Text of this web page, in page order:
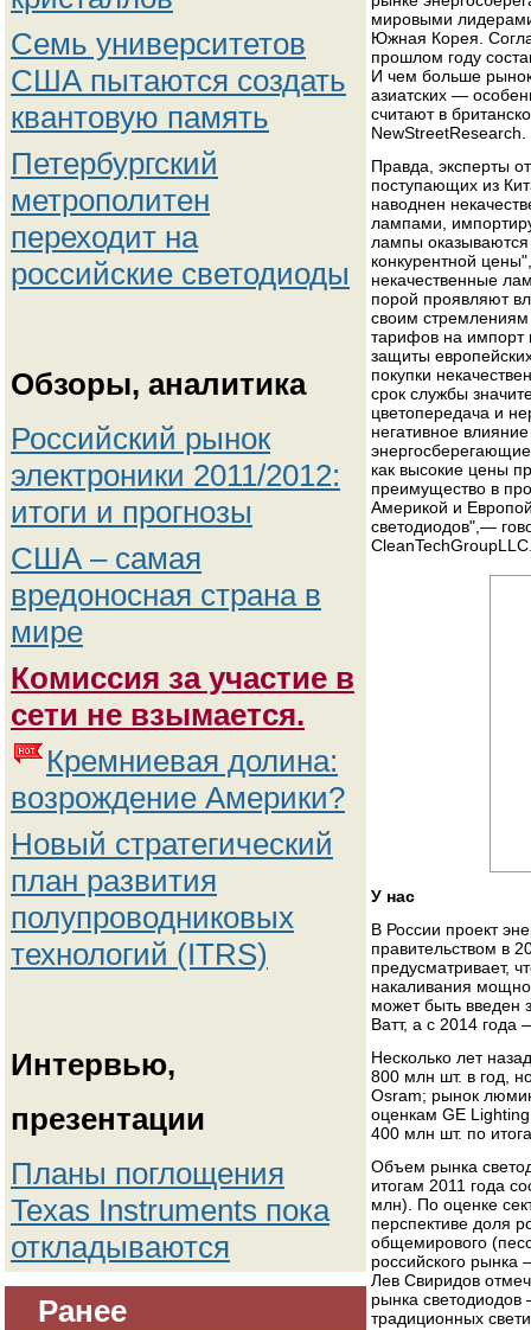
Семь университетов
США пытаются создать
квантовую память
Петербургский
метрополитен
переходит на
российские светодиоды
Обзоры, аналитика
Российский рынок
электроники 2011/2012:
итоги и прогнозы
США – самая
вредоносная страна в
мире
Комиссия за участие в
сети не взымается.
Кремниевая долина:
возрождение Америки?
Новый стратегический
план развития
полупроводниковых
технологий (ITRS)
Интервью,
презентации
Планы поглощения
Texas Instruments пока
откладываются
Ранее
мировыми
Южная Корея.
прошлом году
И чем больше
азиатских —
считают в
NewStreetResearch.
Правда, эксперты
поступающих из
наводнен
лампами,
лампы
конкурентной
некачественные
порой проявляют
своим стремлениям
тарифов на импорт
защиты
покупки
срок службы
цветопередача и
негативное
как высокие цены
преимущество в
Америкой и
светодиодов",—
У нас
В России проект
правительством в
предусматривает,
накаливания
может быть введен
Ватт, а с 2014 года
Несколько лет
800 млн шт. в год,
Osram; рынок
оценкам GE
400 млн шт. по
Объем рынка
итогам 2011 года
млн). По оценке
перспективе доля
общемирового
российского
Лев Свиридов
рынка
традиционных